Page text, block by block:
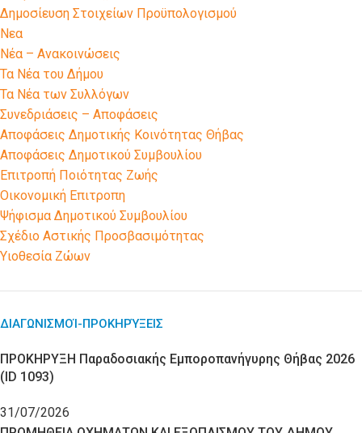
Δημοσίευση Στοιχείων Προϋπολογισμού
Νεα
Νέα – Ανακοινώσεις
Τα Νέα του Δήμου
Τα Νέα των Συλλόγων
Συνεδριάσεις – Αποφάσεις
Αποφάσεις Δημοτικής Κοινότητας Θήβας
Αποφάσεις Δημοτικού Συμβουλίου
Επιτροπή Ποιότητας Ζωής
Οικονομική Επιτροπη
Ψήφισμα Δημοτικού Συμβουλίου
Σχέδιο Αστικής Προσβασιμότητας
Υιοθεσία Ζώων
ΔΙΑΓΩΝΙΣΜΟΊ-ΠΡΟΚΗΡΎΞΕΙΣ
ΠΡΟΚΗΡΥΞΗ Παραδοσιακής Εμποροπανήγυρης Θήβας 2026
(ID 1093)
31/07/2026